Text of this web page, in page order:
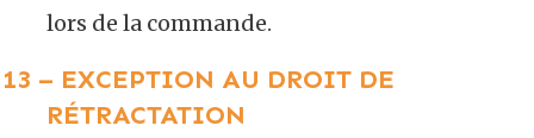
lors de la commande.
13 – EXCEPTION AU DROIT DE
RÉTRACTATION